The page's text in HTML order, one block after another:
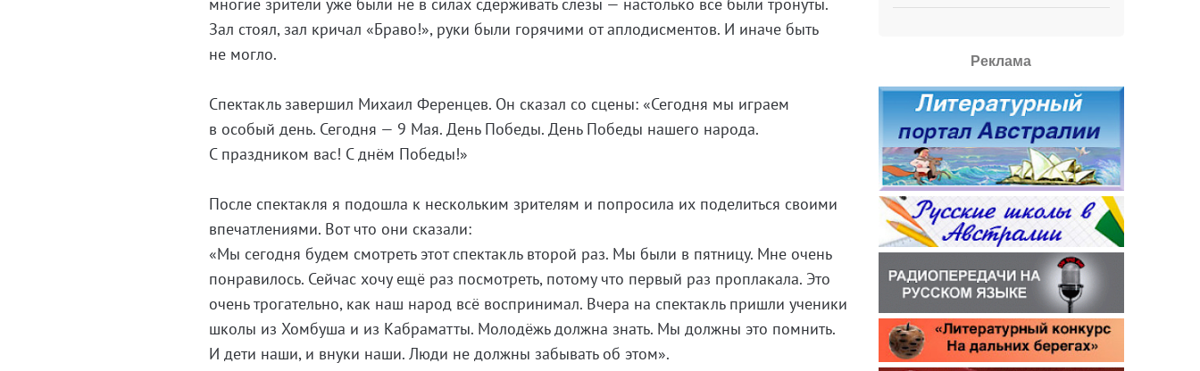
Зал стоял, зал кричал «Браво!», руки были горячими от аплодисментов. И иначе быть
не могло.
Спектакль завершил Михаил Ференцев. Он сказал со сцены: «Сегодня мы играем
в особый день. Сегодня — 9 Мая. День Победы. День Победы нашего народа.
С праздником вас! С днём Победы!»
После спектакля я подошла к нескольким зрителям и попросила их поделиться своими
впечатлениями. Вот что они сказали:
«Мы сегодня будем смотреть этот спектакль второй раз. Мы были в пятницу. Мне очень
понравилось. Сейчас хочу ещё раз посмотреть, потому что первый раз проплакала. Это
очень трогательно, как наш народ всё воспринимал. Вчера на спектакль пришли ученики
школы из Хомбуша и из Кабраматты. Молодёжь должна знать. Мы должны это помнить.
И дети наши, и внуки наши. Люди не должны забывать об этом».
Реклама